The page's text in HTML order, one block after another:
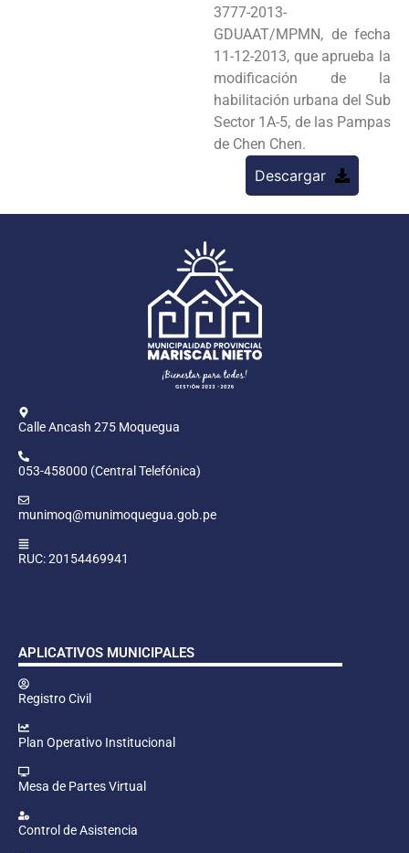
3777-2013-
GDUAAT/MPMN, de fecha
11-12-2013, que aprueba la
modificación de la
habilitación urbana del Sub
Sector 1A-5, de las Pampas
de Chen Chen.
Descargar
Calle Ancash 275 Moquegua
053-458000 (Central Telefónica)
munimoq@munimoquegua.gob.pe
RUC: 20154469941
APLICATIVOS MUNICIPALES
Registro Civil
Plan Operativo Institucional
Mesa de Partes Virtual
Control de Asistencia